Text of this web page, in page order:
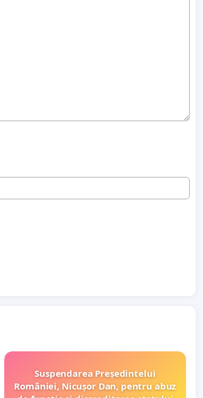
Suspendarea Președintelui
României, Nicușor Dan, pentru abuz